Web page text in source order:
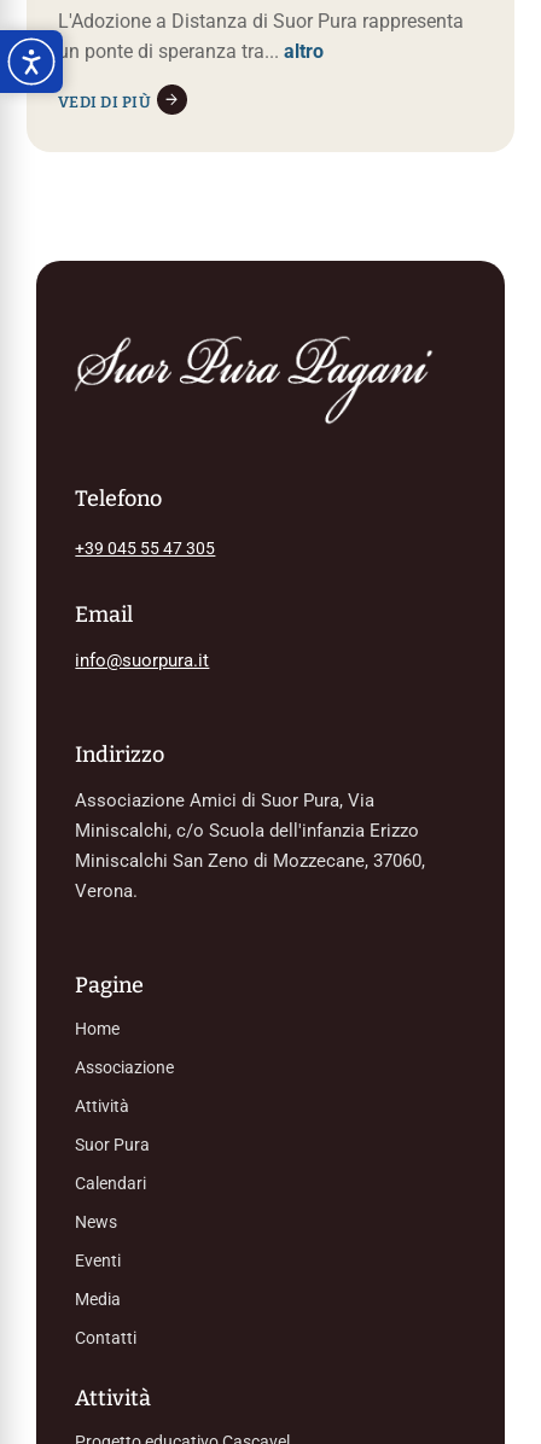
L'Adozione a Distanza di Suor Pura rappresenta
un ponte di speranza tra... altro
VEDI DI PIÙ
Telefono
+39 045 55 47 305
Email
info@suorpura.it
Indirizzo
Associazione Amici di Suor Pura, Via
Miniscalchi, c/o Scuola dell'infanzia Erizzo
Miniscalchi San Zeno di Mozzecane, 37060,
Verona.
Pagine
Home
Associazione
Attività
Suor Pura
Calendari
News
Eventi
Media
Contatti
Attività